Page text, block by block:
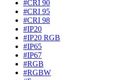
#CRI 90
#CRI 95
#CRI 98
#IP20
#IP20 RGB
#IP65
#IP67
#RGB
#RGBW